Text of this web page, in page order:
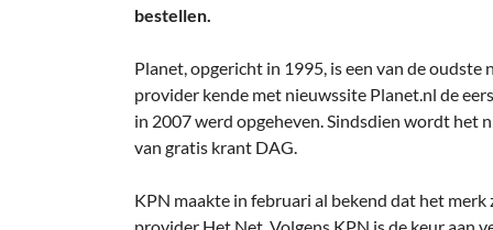
bestellen.
Planet, opgericht in 1995, is een van de
provider kende met nieuwssite Planet.nl de
in 2007 werd opgeheven. Sindsdien wordt het
van gratis krant DAG.
KPN maakte in februari al bekend dat het